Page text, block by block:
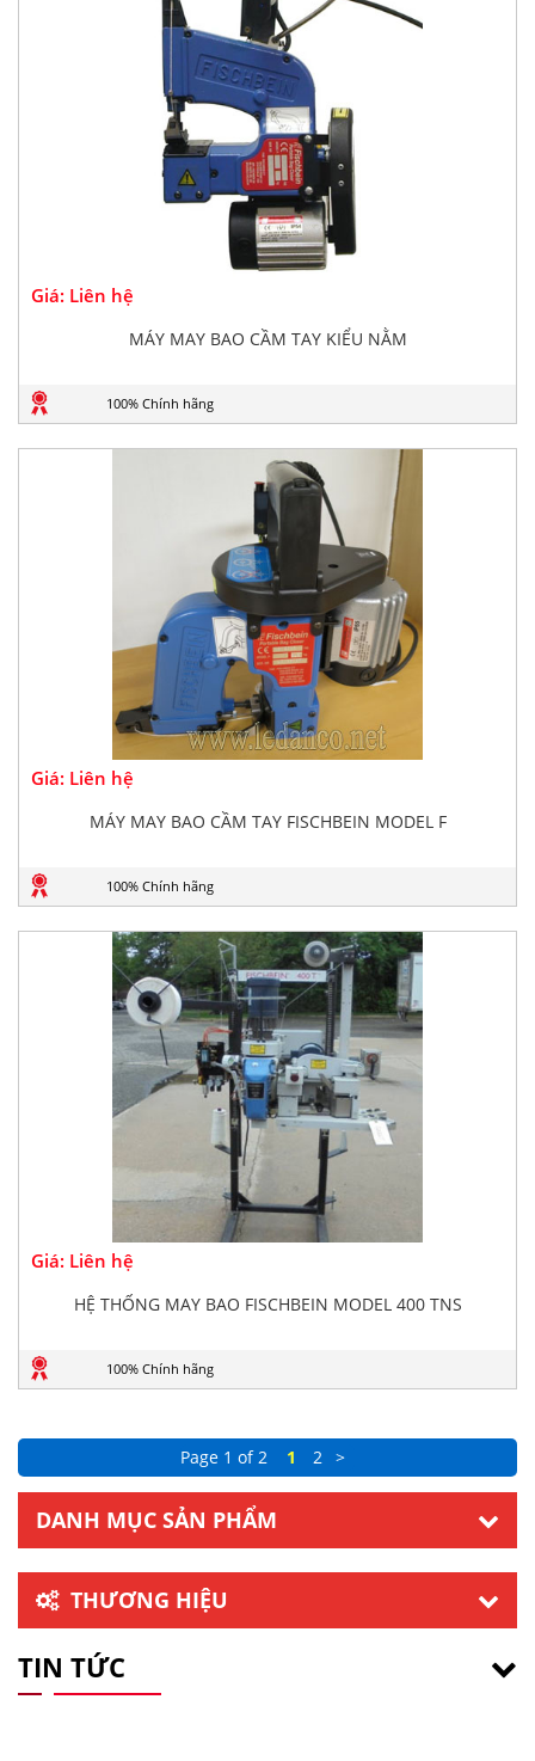
Giá: Liên hệ
MÁY MAY BAO CẦM TAY KIỂU NẰM
100% Chính hãng
Giá: Liên hệ
MÁY MAY BAO CẦM TAY FISCHBEIN MODEL F
100% Chính hãng
Giá: Liên hệ
HỆ THỐNG MAY BAO FISCHBEIN MODEL 400 TNS
100% Chính hãng
Page 1 of 2 1 2 >
DANH MỤC SẢN PHẨM
THƯƠNG HIỆU
TIN TỨC